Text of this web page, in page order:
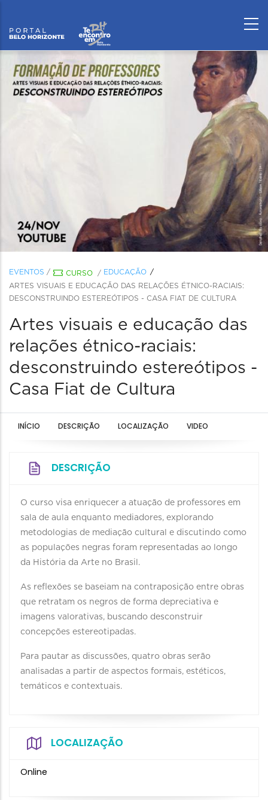
EVENTOS / CURSO / EDUCAÇÃO
ARTES VISUAIS E EDUCAÇÃO DAS RELAÇÕES ÉTNICO-RACIAIS:
DESCONSTRUINDO ESTEREÓTIPOS - CASA FIAT DE CULTURA
Artes visuais e educação das
relações étnico-raciais:
desconstruindo estereótipos -
Casa Fiat de Cultura
INÍCIO DESCRIÇÃO LOCALIZAÇÃO VIDEO
DESCRIÇÃO
O curso visa enriquecer a atuação de professores em
sala de aula enquanto mediadores, explorando
metodologias de mediação cultural e discutindo como
as populações negras foram representadas ao longo
da História da Arte no Brasil.
As reflexões se baseiam na contraposição entre obras
que retratam os negros de forma depreciativa e
imagens valorativas, buscando desconstruir
concepções estereotipadas.
Para pautar as discussões, quatro obras serão
analisadas a partir de aspectos formais, estéticos,
temáticos e contextuais.
LOCALIZAÇÃO
Online